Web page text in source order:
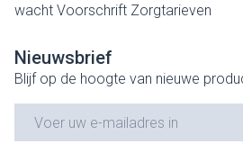
wacht Voorschrift Zorgtarieven
Nieuwsbrief
Blijf op de hoogte van nieuwe